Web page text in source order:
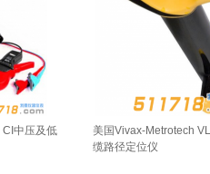
中压及低
美国Vivax-Metrotech
缆路径定位仪